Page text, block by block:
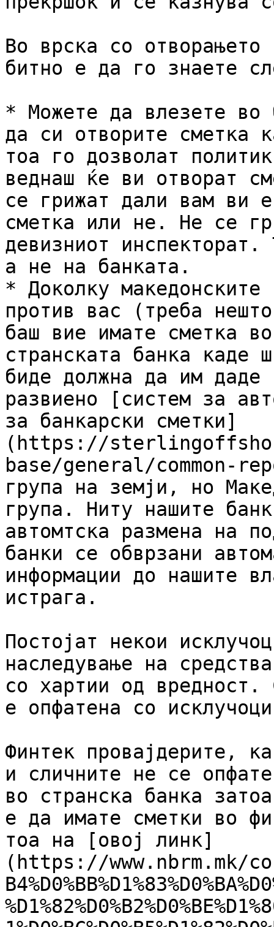
Во врска со
битно е да го знаете
* Можете да влезете во
да си отворите сметка
тоа го дозволат
веднаш ќе ви отворат
се грижат дали вам ви
сметка или не. Не се
девизниот
а не на банката.
* Доколку македонските
против вас (треба
баш вие имате сметка
странската банка каде
биде должна да им
развиено [систем за
за банкарски сметки]
(https://
base/general/common-
група на земји, но
група. Ниту нашите
автомтска размена на
банки се обврзани
информации до нашите
истрага.
Постојат некои
наследување на
со хартии од вредност.
е опфатена со
Финтек провајдерите,
и сличните не се
во странска банка
е да имате сметки во
тоа на [овој линк]
(https://www.nbrm.mk/